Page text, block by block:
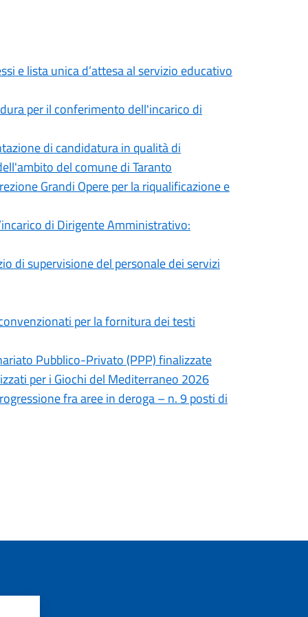
e lista unica d’attesa al servizio educativo
per il conferimento dell'incarico di
di candidatura in qualità di
del comune di Taranto
Grandi Opere per la riqualificazione e
di Dirigente Amministrativo:
di supervisione del personale dei servizi
per la fornitura dei testi
Pubblico-Privato (PPP) finalizzate
per i Giochi del Mediterraneo 2026
fra aree in deroga – n. 9 posti di